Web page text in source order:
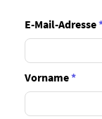
E-Mail-Adresse
Vorname*